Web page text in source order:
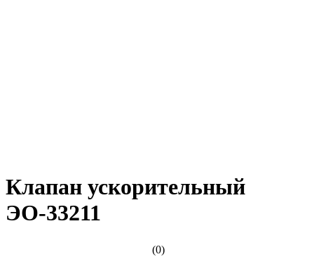
Клапан ускорительный
ЭО-33211
(0)